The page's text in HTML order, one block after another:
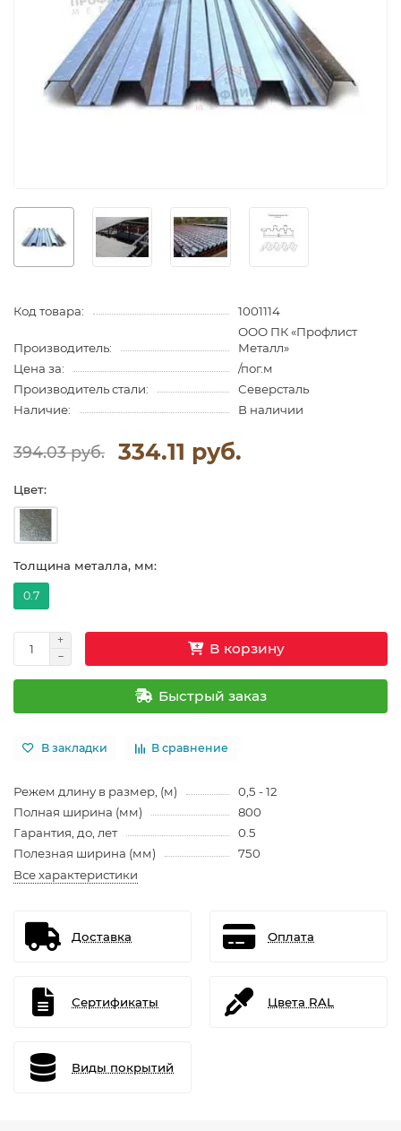
Код товара: 1001114
Производитель:
ООО ПК «Профлист
Металл»
Цена за:
/пог.м
Производитель стали:
Северсталь
Наличие:
В наличии
394.03 руб. 334.11 руб.
Цвет:
Толщина металла, мм:
0.7
В корзину
Быстрый заказ
В закладки В сравнение
Режем длину в размер, (м)
0,5 - 12
Полная ширина (мм)
800
Гарантия, до, лет
0.5
Полезная ширина (мм)
750
Все характеристики
Доставка Оплата
Сертификаты Цвета RAL
Виды покрытий